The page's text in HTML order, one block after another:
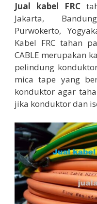
Jual kabel FRC
Jakarta,
Purwokerto,
Kabel FRC tahan
CABLE merupakan
pelindung
mica tape yang
konduktor agar
jika konduktor dan